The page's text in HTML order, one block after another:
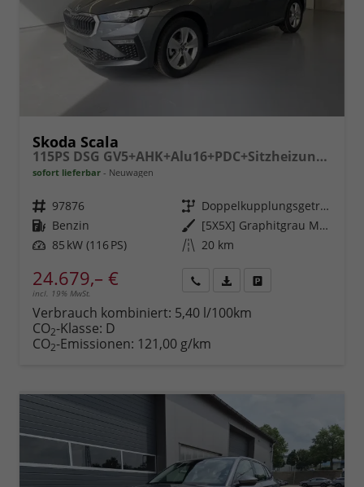
Skoda Scala
115PS DSG GV5+AHK+Alu16+PDC+Sitzheizung+App-Connect
sofort lieferbar Neuwagen
Fahrzeugnr. 97876 Getriebe
Doppelkupplungsgetriebe (DSG)
Kraftstoff Benzin Außenfarbe
[5X5X] Graphitgrau Metallic
Leistung 85 kW (116 PS) Kilometerstand 20 km
24.679,– €
incl. 19% MwSt.
anfordern
Datei,
Verbrauch kombiniert: 5,40 l/100km
CO2-Klasse: D
CO2-Emissionen: 121,00 g/km